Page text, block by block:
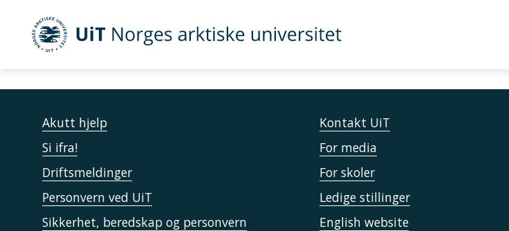
Gå til hovedinnhold
UiT Norges arktiske universitet
Error rendering component
Akutt hjelp
Si ifra!
Driftsmeldinger
Personvern ved UiT
Sikkerhet, beredskap og personvern
Kontakt UiT
For media
For skoler
Ledige stillinger
English website